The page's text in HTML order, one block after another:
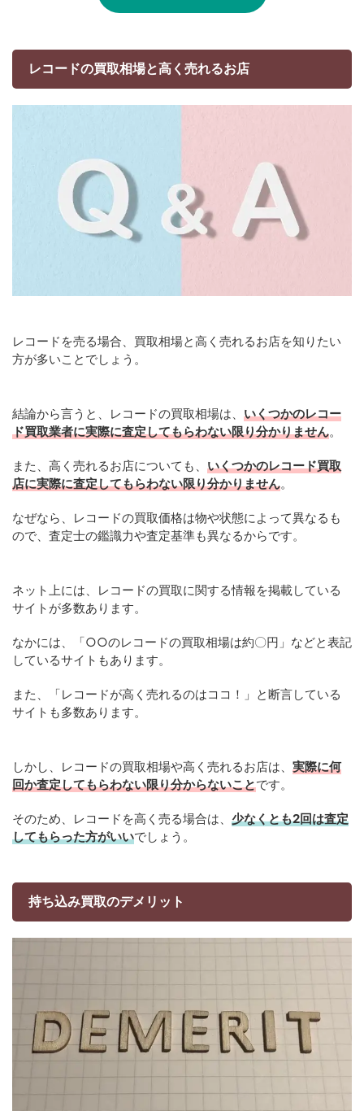
レコードの買取相場と高く売れるお店
レコードを売る場合、買取相場と高く売れるお店を知りたい
方が多いことでしょう。
結論から言うと、レコードの買取相場は、 いくつかのレコー
ド買取業者に実際に査定してもらわない限り分かりません。
また、高く売れるお店についても、 いくつかのレコード買取
店に実際に査定してもらわない限り分かりません。
なぜなら、レコードの買取価格は物や状態によって異なるも
ので、査定士の鑑識力や査定基準も異なるからです。
ネット上には、レコードの買取に関する情報を掲載している
サイトが多数あります。
なかには、「○○のレコードの買取相場は約〇円」などと表記
しているサイトもあります。
また、「レコードが高く売れるのはココ！」と断言している
サイトも多数あります。
しかし、レコードの買取相場や高く売れるお店は、 実際に何
回か査定してもらわない限り分からないことです。
そのため、レコードを高く売る場合は、 少なくとも2回は査定
してもらった方がいいでしょう。
持ち込み買取のデメリット